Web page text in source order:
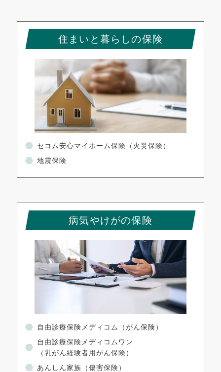
住まいと暮らしの保険
セコム安心マイホーム保険 （火災保険）
地震保険
病気やけがの保険
自由診療保険メディコム
（がん保険）
自由診療保険メディコムワン
（乳がん経験者用がん保険）
あんしん家族（傷害保険）